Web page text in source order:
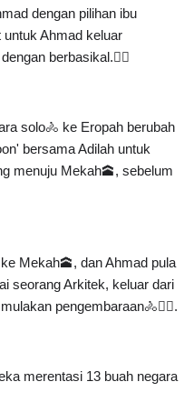
dengan pilihan ibu
Ahmad keluar
berbasikal.🚴‍♀️
solo🚴 ke Eropah berubah
bersama Adilah untuk
menuju Mekah🕋, sebelum
Mekah🕋, dan Ahmad pula
seorang Arkitek, keluar dari
pengembaraan🚴🚴‍♀️.
merentasi 13 buah negara